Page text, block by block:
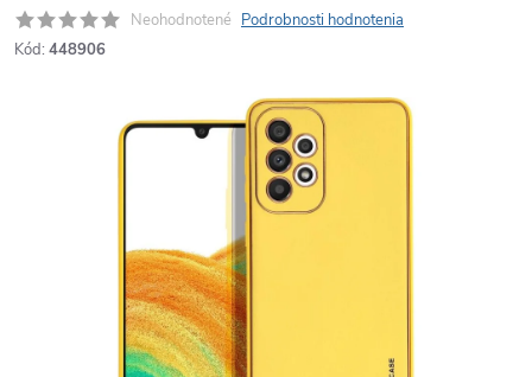
Neohodnotené Podrobnosti hodnotenia
Kód: 448906